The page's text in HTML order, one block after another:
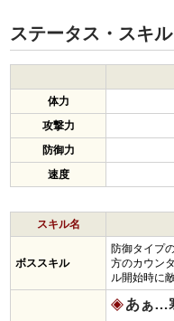
ステータス・スキル
体力
攻撃力
防御力
速度
スキル名
ボススキル
防御タイプ
方のカウン
ル開始時に
あぁ…